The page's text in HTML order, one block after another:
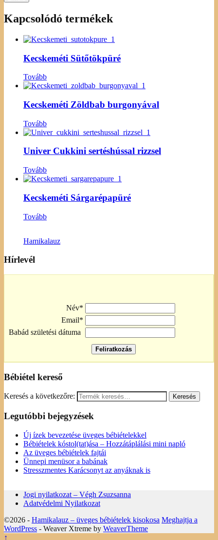
Kapcsolódó termékek
Kecskeméti Sütőtökpüré
Tovább
Kecskeméti Zöldbab burgonyával
Tovább
Univer Cukkini sertéshússal rizzsel
Tovább
Kecskeméti Sárgarépapüré
Tovább
Hamikalauz
Hírlevél
Név*
Email*
Babád születési dátuma
Bébiétel kereső
Keresés a következőre:
Legutóbbi bejegyzések
Új ízek bevezetése üveges bébiételekkel
Bébiételek kóstol(tat)ása – Hozzátáplálási mini napló
Az üveges bébiételek fajtái
Ünnepi menüsor a babának
Stresszmentes Karácsonyt az anyáknak is
Jogi nyilatkozat – Végh Zsuzsanna
Adatvédelmi Nyilatkozat
©2026 - Hamikalauz – üveges bébiételek kisokosa Meghajtja a
WordPress - Weaver Xtreme by WeaverTheme
↑